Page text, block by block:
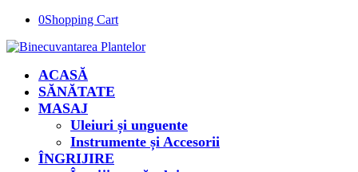
0Shopping Cart
ACASĂ
SĂNĂTATE
MASAJ
Uleiuri și unguente
Instrumente și Accesorii
ÎNGRIJIRE